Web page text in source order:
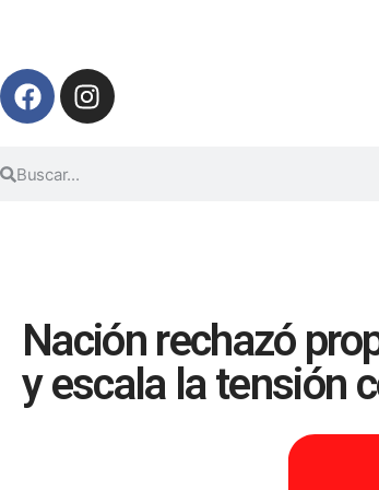
Nación rechazó
y escala la tensión